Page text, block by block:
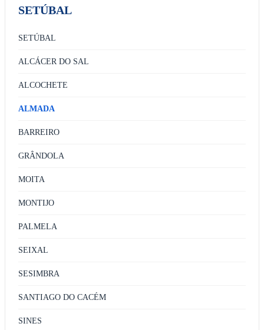
SETÚBAL
SETÚBAL
ALCÁCER DO SAL
ALCOCHETE
ALMADA
BARREIRO
GRÂNDOLA
MOITA
MONTIJO
PALMELA
SEIXAL
SESIMBRA
SANTIAGO DO CACÉM
SINES